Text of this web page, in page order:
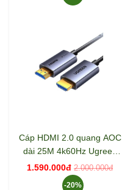
Cáp HDMI 2.0 quang AOC
dài 25M 4k60Hz Ugreen
45506 HD178
1.590.000đ 2.000.000đ
-20%